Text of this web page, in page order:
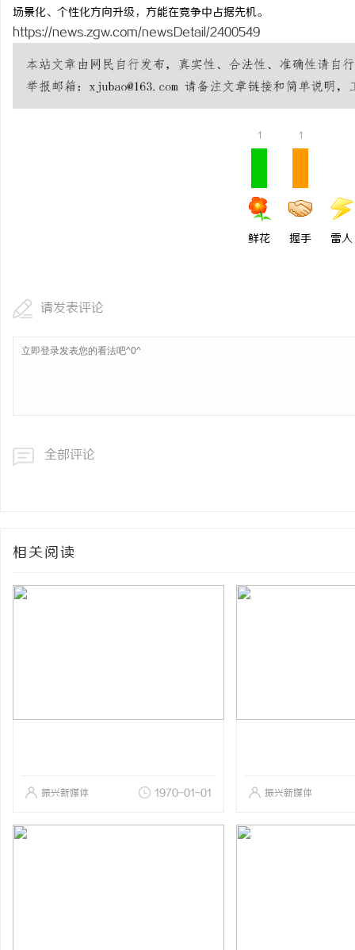
场景化、个性化方向升级，方能在竞争中占据先机。
https://news.zgw.com/newsDetail/2400549
1
鲜花
1
握手 雷人
请发表评论
全部评论
相关阅读
振兴新媒体 1970-01-01 振兴新媒体